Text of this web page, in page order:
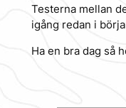
Testerna mellan
igång redan i
Ha en bra dag så